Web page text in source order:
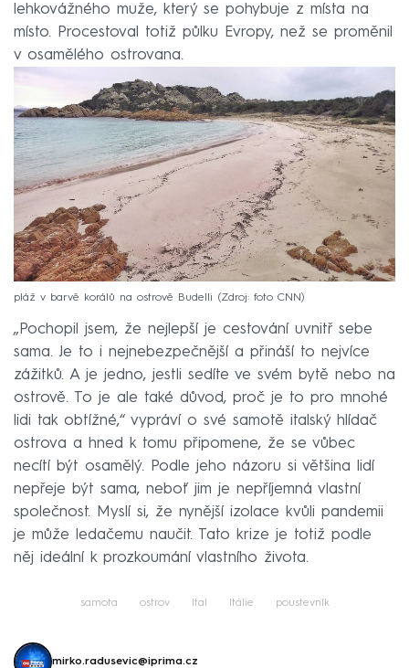
lehkovážného muže, který se pohybuje z místa na
místo. Procestoval totiž půlku Evropy, než se proměnil
v osamělého ostrovana.
pláž v barvě korálů na ostrově Budelli Zdroj: foto CNN
„Pochopil jsem, že nejlepší je cestování uvnitř sebe
sama. Je to i nejnebezpečnější a přináší to nejvíce
zážitků. A je jedno, jestli sedíte ve svém bytě nebo na
ostrově. To je ale také důvod, proč je to pro mnohé
lidi tak obtížné,“ vypráví o své samotě italský hlídač
ostrova a hned k tomu připomene, že se vůbec
necítí být osamělý. Podle jeho názoru si většina lidí
nepřeje být sama, neboť jim je nepříjemná vlastní
společnost. Myslí si, že nynější izolace kvůli pandemii
je může ledačemu naučit. Tato krize je totiž podle
něj ideální k prozkoumání vlastního života.
samota ostrov Ital Itálie poustevník
mirko.radusevic@iprima.cz